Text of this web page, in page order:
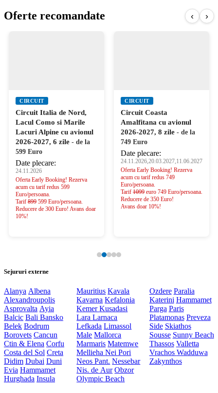
Oferte recomandate ‹ ›
CIRCUIT
Circuit Italia de Nord,
Lacul Como si Marile
Lacuri Alpine cu avionul
2026-2027, 6 zile - de la
599 Euro
Date plecare:
24.11.2026
Oferta Early Booking! Rezerva
acum cu tarif redus 599
Euro/persoana.
Tarif 899 599 Euro/persoana.
Reducere de 300 Euro! Avans doar
10%!
CIRCUIT
Circuit Coasta
Amalfitana cu avionul
2026-2027, 8 zile - de la
749 Euro
Date plecare:
24.11.2026,20.03.2027,11.06.2027
Oferta Early Booking! Rezerva
acum cu tarif redus 749
Euro/persoana.
Tarif 1099 euro 749 Euro/persoana.
Reducere de 350 Euro!
Avans doar 10%!
Sejururi externe
Alanya Albena
Alexandroupolis
Asprovalta Ayia
Balcic Bali Bansko
Belek Bodrum
Borovets Cancun
Ctin & Elena Corfu
Costa del Sol Creta
Didim Dubai Duni
Evia Hammamet
Hurghada Insula
Mauritius Kavala
Kavarna Kefalonia
KemerKusadasi
LaraLarnaca
Lefkada Limassol
Male Mallorca
Marmaris Matemwe
MelliehaNei Pori
Neos Pant. Nessebar
Nis. de Aur Obzor
Olympic Beach
Ozdere Paralia
Katerini Hammamet
Parga Paris
Platamonas Preveza
Side Skiathos
Sousse Sunny Beach
Thassos Valletta
Vrachos Wadduwa
Zakynthos